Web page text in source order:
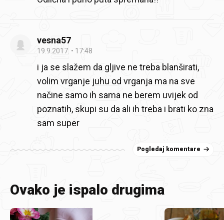
vesna57
19.9.2017. 17:48
i ja se slažem da gljive ne treba blanširati,
volim vrganje juhu od vrganja ma na sve
načine samo ih sama ne berem uvijek od
poznatih, skupi su da ali ih treba i brati ko zna
sam super
Pogledaj komentare
Ovako je ispalo drugima